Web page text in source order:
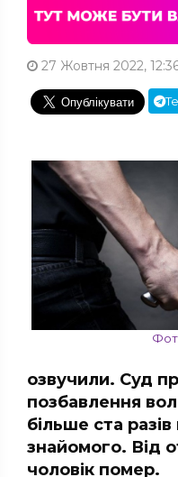
27 Жовтня 2022,
озвучили. Суд
позбавлення
більше ста
знайомого. Від
чоловік помер.